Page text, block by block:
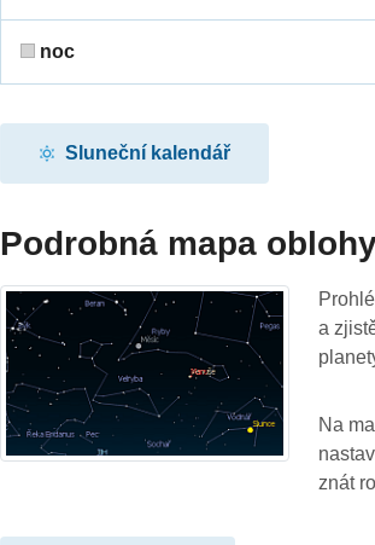
noc
Sluneční kalendář
Podrobná mapa
a
Na
znát